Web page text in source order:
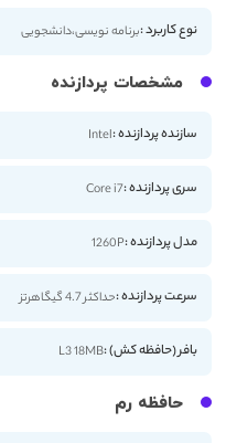
نوع کاربرد :برنامه نویسی،دانشجویی
مشخصات پردازنده
سازنده پردازنده :Intel
سری پردازنده :Core i7
مدل پردازنده :1260P
سرعت پردازنده :حداکثر 4.7 گیگاهرتز
بافر (حافظه کش) :L3 18MB
حافظه رم